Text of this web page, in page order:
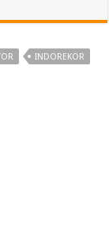
INDOREKOR